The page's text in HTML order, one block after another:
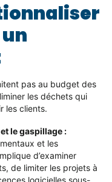
pas au budget des
les déchets qui
les clients.
le gaspillage :
et les
d’examiner
de limiter les projets à